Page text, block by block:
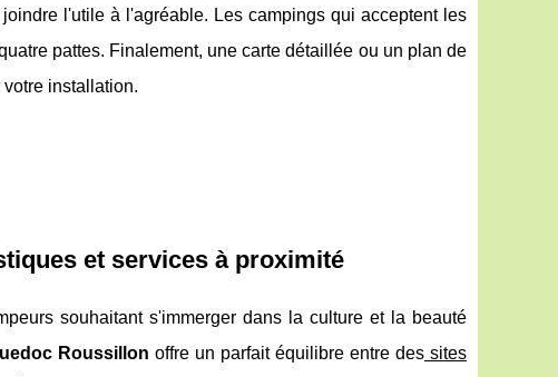
l'utile à l'agréable. Les campings qui acceptent les
pattes. Finalement, une carte détaillée ou un plan de
installation.
et services à proximité
souhaitant s'immerger dans la culture et la beauté
Roussillon offre un parfait équilibre entre dessites